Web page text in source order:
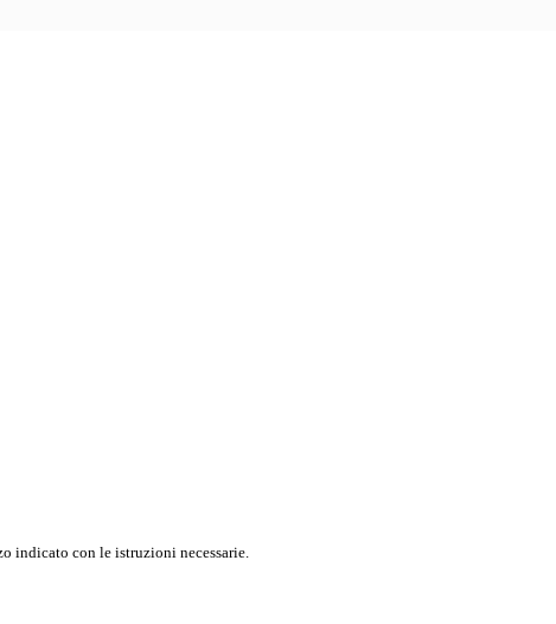
indicato con le istruzioni necessarie.